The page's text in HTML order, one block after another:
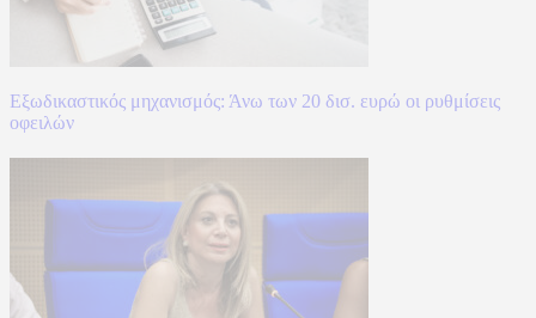
Εξωδικαστικός μηχανισμός: Άνω των 20 δισ. ευρώ οι ρυθμίσεις
οφειλών